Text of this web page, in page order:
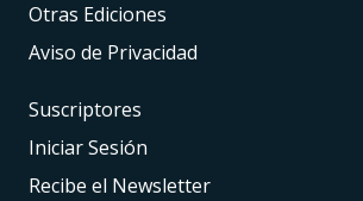
Otras Ediciones
Aviso de Privacidad
Suscriptores
Iniciar Sesión
Recibe el Newsletter